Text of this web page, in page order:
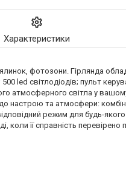
Характеристики
фотозони. Гірлянда
led світлодіодів; пульт
світла у вашому
настрою та атмосфери:
режим для будь-
її справність